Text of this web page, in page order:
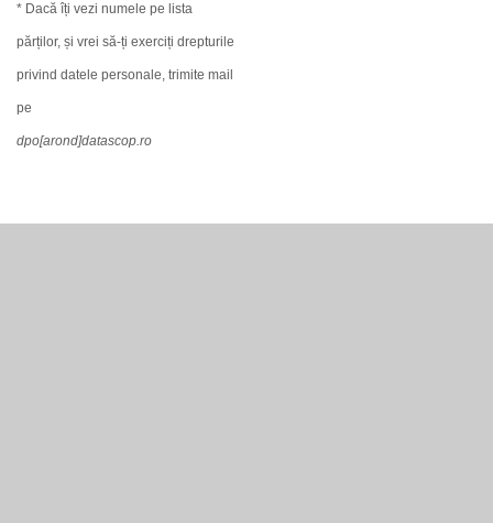
* Dacă îți vezi numele pe lista
părților, și vrei să-ți exerciți drepturile
privind datele personale, trimite mail
pe
dpo[arond]datascop.ro